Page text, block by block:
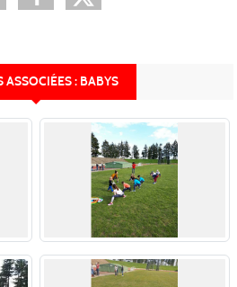
ASSOCIÉES : BABYS